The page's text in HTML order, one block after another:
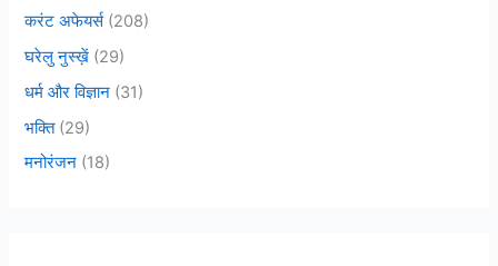
करंट अफेयर्स(208)
घरेलु नुस्ख़ें (29)
धर्म और विज्ञान (31)
भक्ति(29)
मनोरंजन (18)